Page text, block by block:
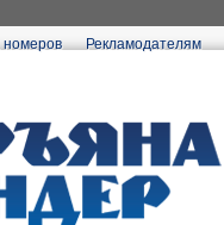
Рекламодателям